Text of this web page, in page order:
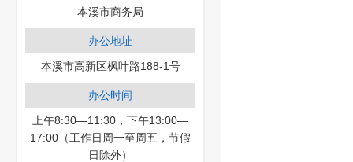
本溪市商务局
办公地址
本溪市高新区枫叶路188-1号
办公时间
上午8:30—11:30，下午13:00—
17:00（工作日周一至周五，节假
日除外）